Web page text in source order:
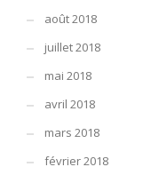
août 2018
juillet 2018
mai 2018
avril 2018
mars 2018
février 2018